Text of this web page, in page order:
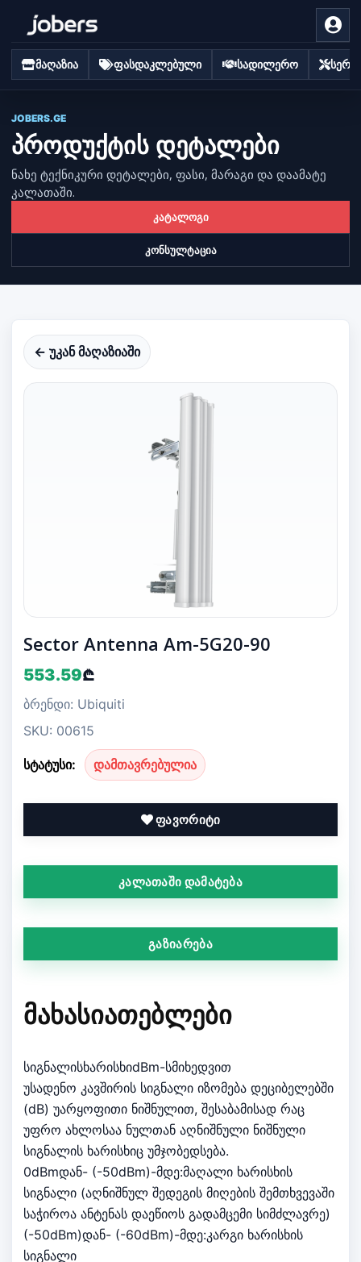
მაღაზია ფასდაკლებული სადილერო
JOBERS.GE
პროდუქტის დეტალები
ნახე ტექნიკური დეტალები, ფასი, მარაგი და დაამატე
კალათაში.
კატალოგი
კონსულტაცია
← უკან მაღაზიაში
Sector Antenna Am-5G20-90
553.59₾
ბრენდი: Ubiquiti
SKU: 00615
სტატუსი: დამთავრებულია
ფავორიტი
კალათაში დამატება
გაზიარება
ᲛᲐᲮᲐᲡᲘᲐᲗᲔᲑᲚᲔᲑᲘ
სიგნალისხარისხიdBm-სმიხედვით
უსადენო კავშირის სიგნალი იზომება დეციბელებში
(dB) უარყოფითი ნიშნულით, შესაბამისად რაც
უფრო ახლოსაა ნულთან აღნიშნული ნიშნული
სიგნალის ხარისხიც უმჯობედსება.
0dBmდან- (-50dBm)-მდე:მაღალი ხარისხის
სიგნალი (აღნიშნულ შედეგის მიღების შემთხვევაში
საჭიროა ანტენას დაეწიოს გადამცემი სიმძლავრე)
(-50dBm)დან- (-60dBm)-მდე:კარგი ხარისხის
სიგნალი